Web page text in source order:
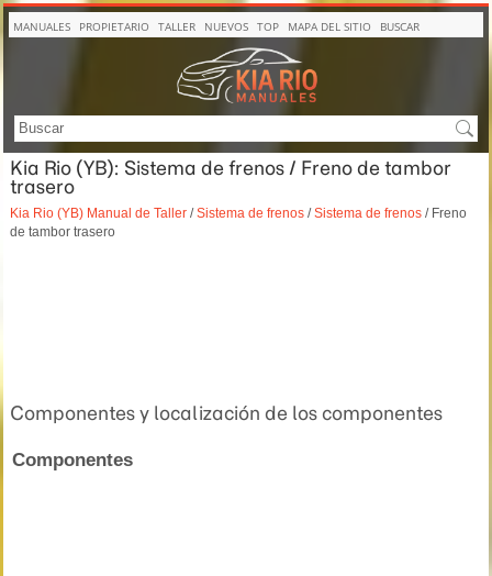
MANUALES PROPIETARIO TALLER NUEVOS TOP MAPA DEL SITIO BUSCAR
Kia Rio (YB): Sistema de frenos / Freno de tambor
trasero
Kia Rio (YB) Manual de Taller /Sistema de frenos /Sistema de frenos / Freno
de tambor trasero
Componentes y localización de los componentes
Componentes